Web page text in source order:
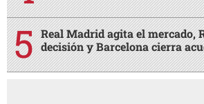
Real Madrid agita el mercado,
decisión y Barcelona cierra